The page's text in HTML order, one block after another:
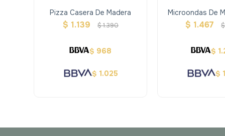
Pizza Casera De Madera
$ 1.139 $1.390
$ 968
$ 1.025
Microondas De
$ 1.467 $
$
$